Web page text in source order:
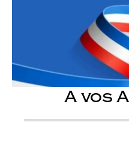
A vos